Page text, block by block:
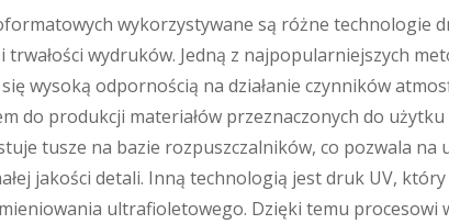
wykorzystywane są różne technologie
trwałości wydruków. Jedną z najpopularniejszych
wysoką odpornością na działanie czynników
do produkcji materiałów przeznaczonych do
tusze na bazie rozpuszczalników, co pozwala na
jakości detali. Inną technologią jest druk UV,
ultrafioletowego. Dzięki temu procesowi